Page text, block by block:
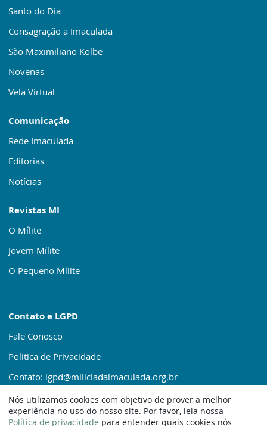
Santo do Dia
Consagração a Imaculada
São Maximiliano Kolbe
Novenas
Vela Virtual
Comunicação
Rede Imaculada
Editorias
Notícias
Revistas MI
O Mílite
Jovem Mílite
O Pequeno Mílite
Contato e LGPD
Fale Conosco
Politica de Privacidade
Contato: lgpd@miliciadaimaculada.org.br
Nós utilizamos cookies com objetivo de prover a melhor
experiência no uso do nosso site. Por favor, leia nossa
Política de privacidade para entender quais cookies nós